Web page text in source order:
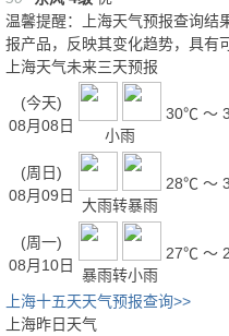
温馨提醒：上海天气预报查询结
报产品，反映其变化趋势，具有
上海天气未来三天预报
(今天)
08月08日
小雨
30℃ ～
(周日)
08月09日
大雨转暴雨
28℃ ～
(周一)
08月10日
暴雨转小雨
27℃ ～
上海十五天天气预报查询>>
上海昨日天气